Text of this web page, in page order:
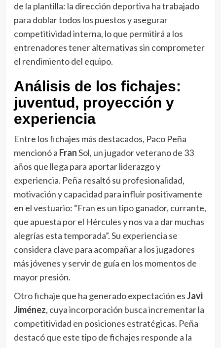
de la plantilla: la dirección deportiva ha trabajado
para doblar todos los puestos y asegurar
competitividad interna, lo que permitirá a los
entrenadores tener alternativas sin comprometer
el rendimiento del equipo.
Análisis de los fichajes:
juventud, proyección y
experiencia
Entre los fichajes más destacados, Paco Peña
mencionó a FranSol, un jugador veterano de 33
años que llega para aportar liderazgo y
experiencia. Peña resaltó su profesionalidad,
motivación y capacidad para influir positivamente
en el vestuario: “Fran es un tipo ganador, currante,
que apuesta por el Hércules y nos va a dar muchas
alegrías esta temporada”. Su experiencia se
considera clave para acompañar a los jugadores
más jóvenes y servir de guía en los momentos de
mayor presión.
Otro fichaje que ha generado expectación esJavi
Jiménez, cuya incorporación busca incrementar la
competitividad en posiciones estratégicas. Peña
destacó que este tipo de fichajes responde a la